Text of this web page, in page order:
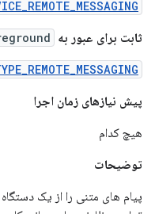
ثابت برای عبور به
پیش نیازهای زمان اجرا
هیچ کدام
توضیحات
پیام های متنی را از یک